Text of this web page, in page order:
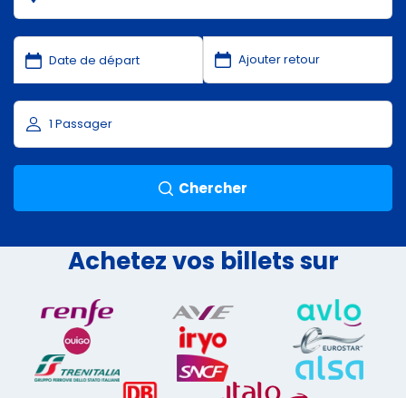
Chercher
Achetez vos billets sur